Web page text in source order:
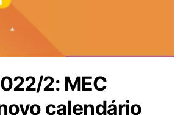
2: MEC
calendário